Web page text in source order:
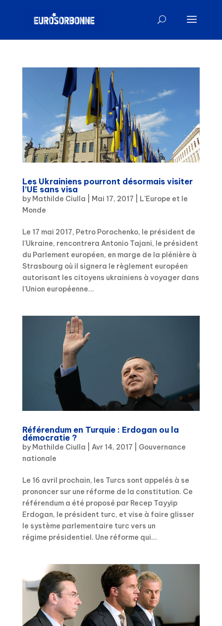
Les Ukrainiens pourront désormais visiter
l’UE sans visa
by Mathilde Ciulla Mai 17, 2017
L'Europe et le
Monde
Le 17 mai 2017, Petro Porochenko, le président de
l’Ukraine, rencontrera Antonio Tajani, le président
du Parlement européen, en marge de la plénière à
Strasbourg où il signera le règlement européen
autorisant les citoyens ukrainiens à voyager dans
l’Union européenne...
Référendum en Turquie : Erdogan ou la
démocratie ?
by Mathilde Ciulla Avr 14, 2017
Gouvernance
nationale
Le 16 avril prochain, les Turcs sont appelés à se
prononcer sur une réforme de la constitution. Ce
référendum a été proposé par Recep Tayyip
Erdogan, le président turc, et vise à faire glisser
le système parlementaire turc vers un
régime présidentiel. Une réforme qui...